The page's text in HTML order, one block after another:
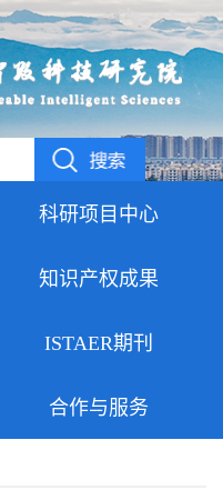
科研项目中心
知识产权成果
ISTAER期刊
合作与服务